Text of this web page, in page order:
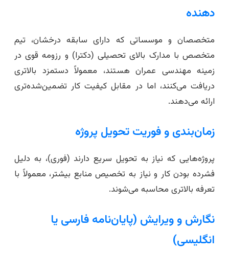
دهنده
متخصصان و موسساتی که دارای سابقه درخشان، تیم
متخصص با مدارک بالای تحصیلی (دکترا) و رزومه قوی در
زمینه مهندسی عمران هستند، معمولاً دستمزد بالاتری
دریافت می‌کنند، اما در مقابل کیفیت کار تضمین‌شده‌تری
ارائه می‌دهند.
زمان‌بندی و فوریت تحویل پروژه
پروژه‌هایی که نیاز به تحویل سریع دارند (فوری)، به دلیل
فشرده بودن کار و نیاز به تخصیص منابع بیشتر، معمولاً با
تعرفه بالاتری محاسبه می‌شوند.
نگارش و ویرایش (پایان‌نامه فارسی یا
انگلیسی)